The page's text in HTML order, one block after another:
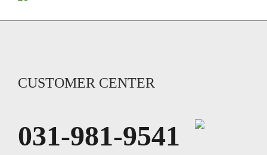
CUSTOMER CENTER
031-981-9541